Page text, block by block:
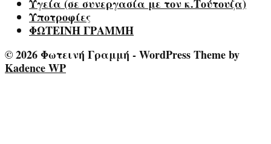
Υγεία (σε συνεργασία με τον κ.Τούτουζα)
Υποτροφίες
ΦΩΤΕΙΝΗ ΓΡΑΜΜΗ
© 2026 Φωτεινή Γραμμή - WordPress Theme by
Kadence WP